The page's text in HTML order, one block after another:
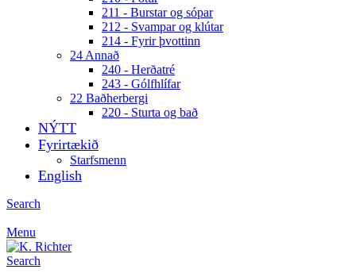
211 - Burstar og sópar
212 - Svampar og klútar
214 - Fyrir þvottinn
24 Annað
240 - Herðatré
243 - Gólfhlífar
22 Baðherbergi
220 - Sturta og bað
NÝTT
Fyrirtækið
Starfsmenn
English
Search
Menu
Search